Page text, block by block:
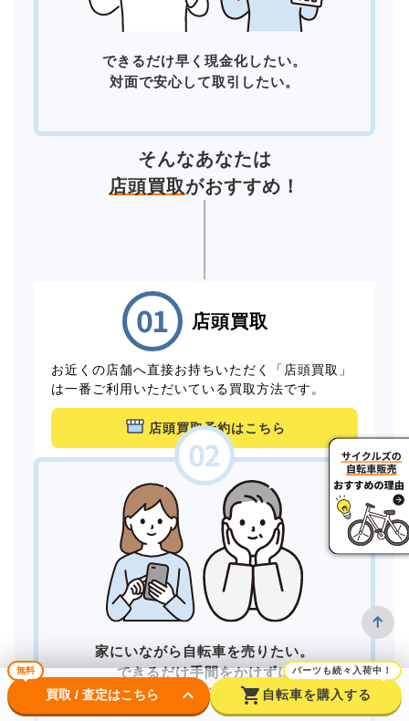
できるだけ早く現金化したい。
対面で安心して取引したい。
そんなあなたは
店頭買取がおすすめ！
店頭買取
お近くの店舗へ直接お持ちいただく「店頭買取」
は一番ご利用いただいている買取方法です。
店頭買取予約はこちら
家にいながら自転車を売りたい。
できるだけ手間をかけずに
買取してもらいたい。
無料
買取 / 査定はこちら keyboard_arrow_down shopping_cart
パーツも続々入荷中！
自転車を購入する